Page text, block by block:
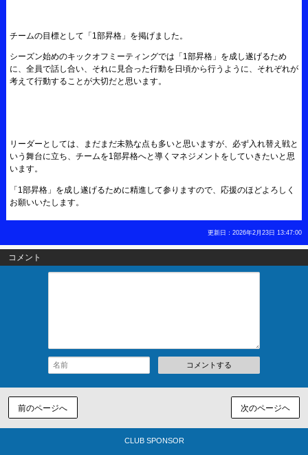
チームの目標として「1部昇格」を掲げました。
シーズン始めのキックオフミーティングでは「1部昇格」を成し遂げるため
に、全員で話し合い、それに見合った行動を日頃から行うように、それぞれが
考えて行動することが大切だと思います。
リーダーとしては、まだまだ未熟な点も多いと思いますが、必ず入れ替え戦と
いう舞台に立ち、チームを1部昇格へと導くマネジメントをしていきたいと思
います。
「1部昇格」を成し遂げるために精進して参りますので、応援のほどよろしく
お願いいたします。
更新日：2026年2月23日 13:47:00
コメント
コメントする
前のページへ 次のページヘ
CLUB SPONSOR